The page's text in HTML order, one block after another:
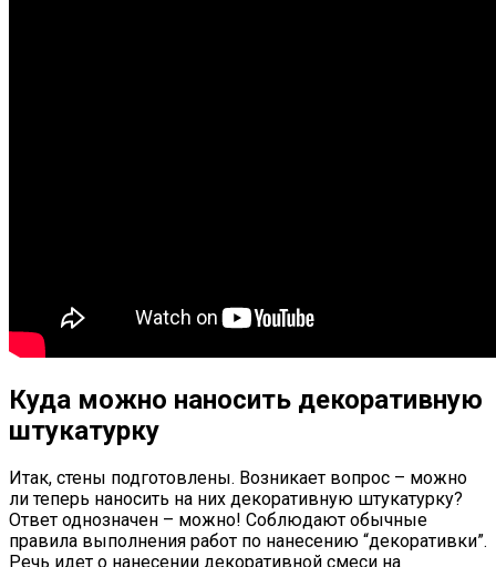
Куда можно наносить декоративную
штукатурку
Итак, стены подготовлены. Возникает вопрос – можно
ли теперь наносить на них декоративную штукатурку?
Ответ однозначен – можно! Соблюдают обычные
правила выполнения работ по нанесению “декоративки”.
Речь идет о нанесении декоративной смеси на